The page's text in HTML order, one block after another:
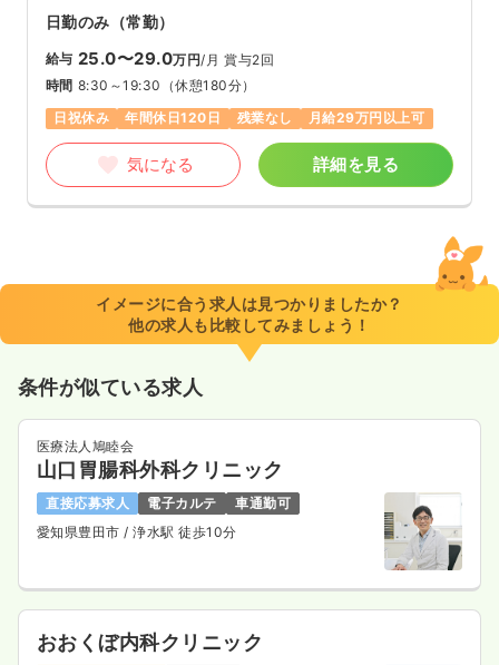
日勤のみ（常勤）
給与 25.0〜29.0万円/月 賞与2回
時間 8:30～19:30 （休憩180分）
日祝休み
年間休日120日 残業なし 月給29万円以上可
気になる 詳細を見る
イメージに合う求人は見つかりましたか？
他の求人も比較してみましょう！
条件が似ている求人
医療法人鳩睦会
山口胃腸科外科クリニック
直接応募求人 電子カルテ
車通勤可
愛知県豊田市/ 浄水駅 徒歩10分
おおくぼ内科クリニック